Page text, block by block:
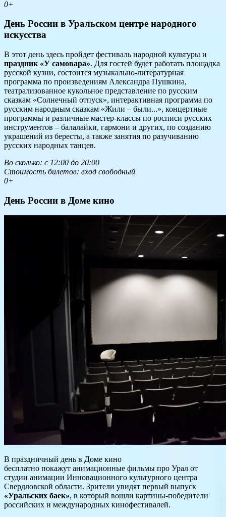
0+
День России в Уральском центре народного
искусства
В этот день здесь пройдет фестиваль народной культуры и
праздник «У самовара». Для гостей будет работать площадка
русской кузни, состоится музыкально-литературная
программа по произведениям Александра Пушкина,
театрализованное кукольное представление по русским
сказкам «Солнечный отпуск», интерактивная программа по
русским народным сказкам «Жили – были...», концертные
программы и различные мастер-классы по росписи русских
инструментов – балалайки, гармони и других, по созданию
украшений из бересты, а также занятия по разучиванию
русских народных танцев.
Во сколько: с 12:00 до 20:00
Стоимость билетов: вход свободный
0+
День России в Доме кино
В праздничный день в Доме кино
бесплатно покажут анимационные фильмы про Урал от
студии анимации Инновационного культурного центра
Свердловской области. Зрители увидят первый выпуск
«Уральских баек», в который вошли картины-победители
российских и международных кинофестивалей.